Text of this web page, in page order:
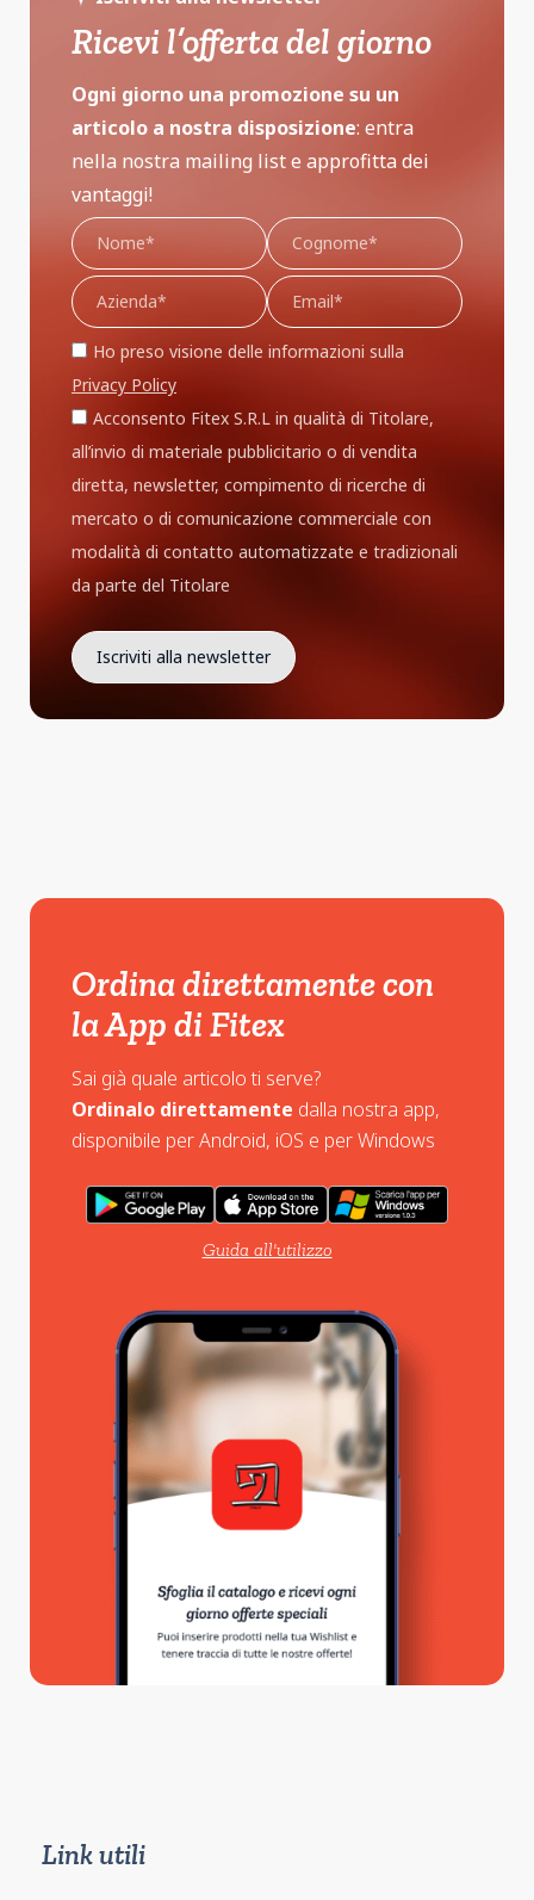
Ricevi l’offerta del giorno
Ogni giorno una promozione su un
articolo a nostra disposizione: entra
nella nostra mailing list e approfitta dei
vantaggi!
Ho preso visione delle informazioni sulla
Privacy Policy
Acconsento Fitex S.R.L in qualità di Titolare,
all’invio di materiale pubblicitario o di vendita
diretta, newsletter, compimento di ricerche di
mercato o di comunicazione commerciale con
modalità di contatto automatizzate e tradizionali
da parte del Titolare
Ordina direttamente con
la App di Fitex
Sai già quale articolo ti serve?
Ordinalo direttamente dalla nostra app,
disponibile per Android, iOS e per Windows
Guida all'utilizzo
Link utili